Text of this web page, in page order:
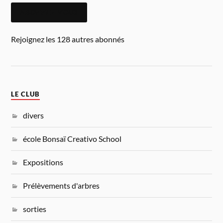
Rejoignez les 128 autres abonnés
LE CLUB
divers
école Bonsaï Creativo School
Expositions
Prélèvements d'arbres
sorties